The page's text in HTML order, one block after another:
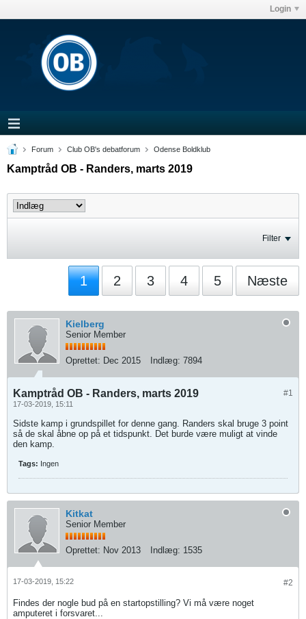
Login
Forum Club OB's debatforum Odense Boldklub
Kamptråd OB - Randers, marts 2019
Filter
1 2 3 4 5 Næste
Kielberg
Senior Member
Oprettet: Dec 2015 Indlæg: 7894
#1
Kamptråd OB - Randers, marts 2019
17-03-2019, 15:11
Sidste kamp i grundspillet for denne gang. Randers skal bruge 3 point
så de skal åbne op på et tidspunkt. Det burde være muligt at vinde
den kamp.
Tags: Ingen
Kitkat
Senior Member
Oprettet: Nov 2013 Indlæg: 1535
#2
17-03-2019, 15:22
Findes der nogle bud på en startopstilling? Vi må være noget
amputeret i forsvaret...